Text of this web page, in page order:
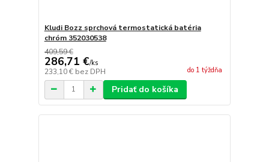
Kludi Bozz sprchová termostatická batéria
chróm 352030538
409,59 €
286,71 €/ks
233,10 € bez DPH do 1 týždňa
Pridať do košíka